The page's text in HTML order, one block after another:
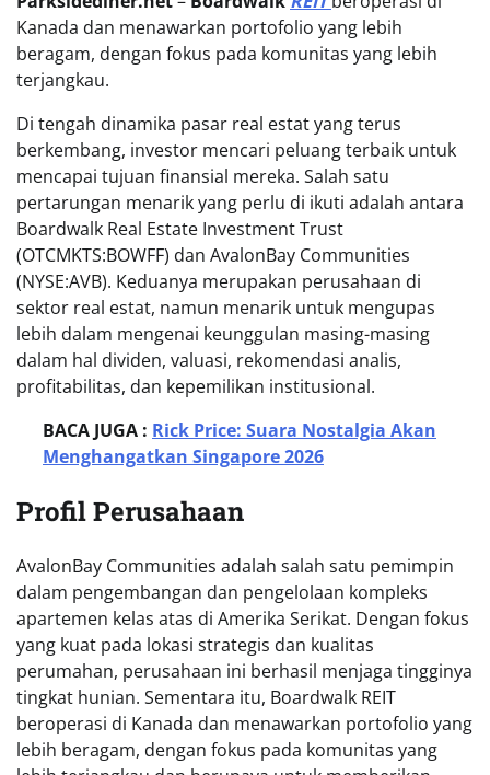
Kanada dan menawarkan portofolio yang lebih
beragam, dengan fokus pada komunitas yang lebih
terjangkau.
Di tengah dinamika pasar real estat yang terus
berkembang, investor mencari peluang terbaik untuk
mencapai tujuan finansial mereka. Salah satu
pertarungan menarik yang perlu di ikuti adalah antara
Boardwalk Real Estate Investment Trust
(OTCMKTS:BOWFF) dan AvalonBay Communities
(NYSE:AVB). Keduanya merupakan perusahaan di
sektor real estat, namun menarik untuk mengupas
lebih dalam mengenai keunggulan masing-masing
dalam hal dividen, valuasi, rekomendasi analis,
profitabilitas, dan kepemilikan institusional.
BACA JUGA : Rick Price: Suara Nostalgia Akan
Menghangatkan Singapore 2026
Profil Perusahaan
AvalonBay Communities adalah salah satu pemimpin
dalam pengembangan dan pengelolaan kompleks
apartemen kelas atas di Amerika Serikat. Dengan fokus
yang kuat pada lokasi strategis dan kualitas
perumahan, perusahaan ini berhasil menjaga tingginya
tingkat hunian. Sementara itu, Boardwalk REIT
beroperasi di Kanada dan menawarkan portofolio yang
lebih beragam, dengan fokus pada komunitas yang